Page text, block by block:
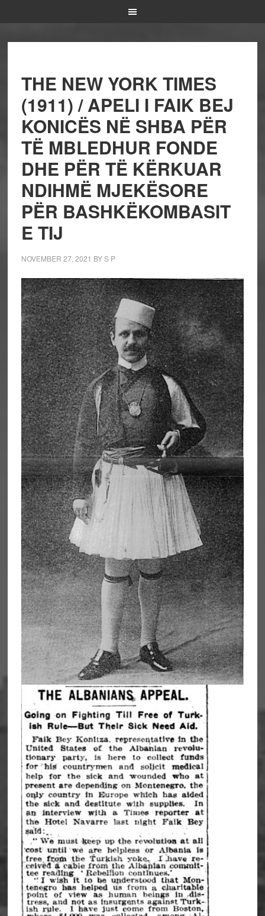
THE NEW YORK TIMES
(1911) / APELI I FAIK BEJ
KONICËS NË SHBA PËR
TË MBLEDHUR FONDE
DHE PËR TË KËRKUAR
NDIHMË MJEKËSORE
PËR BASHKËKOMBASIT
E TIJ
NOVEMBER 27, 2021 BYS P